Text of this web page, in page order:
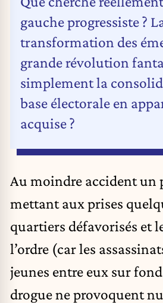
gauche progressiste ?
transformation des
grande révolution
simplement la
base électorale en
acquise ?
Au moindre accident un
mettant aux prises
quartiers défavorisés et
l’ordre (car les
jeunes entre eux sur
drogue ne provoquent